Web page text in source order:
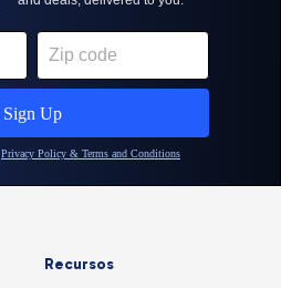
Recursos